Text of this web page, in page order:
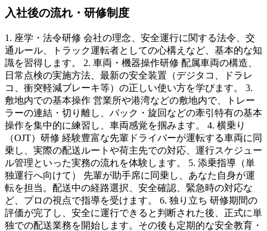
入社後の流れ・研修制度
1. 座学・法令研修 会社の理念、安全運行に関する法令、交
通ルール、トラック運転者としての心構えなど、基本的な知
識を習得します。 2. 車両・機器操作研修 配属車両の構造、
日常点検の実施方法、最新の安全装置（デジタコ、ドラレ
コ、衝突軽減ブレーキ等）の正しい使い方を学びます。 3.
敷地内での基本操作 営業所や港湾などの敷地内で、トレー
ラーの連結・切り離し、バック・旋回などの牽引特有の基本
操作を集中的に練習し、車両感覚を掴みます。 4. 横乗り
（OJT）研修 経験豊富な先輩ドライバーが運転する車両に同
乗し、実際の配送ルートや荷主先での対応、運行スケジュー
ル管理といった実務の流れを体験します。 5. 添乗指導（単
独運行へ向けて） 先輩が助手席に同乗し、あなた自身が運
転を担当。配送中の経路選択、安全確認、緊急時の対応な
ど、プロの視点で指導を受けます。 6. 独り立ち 研修期間の
評価が完了し、安全に運行できると判断された後、正式に単
独での配送業務を開始します。その後も定期的な安全教育・